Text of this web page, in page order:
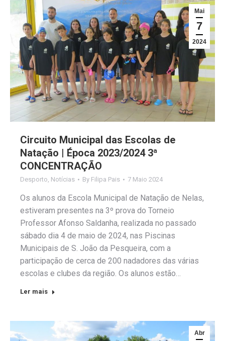
Mai
7
2024
Circuito Municipal das Escolas de
Natação | Época 2023/2024 3ª
CONCENTRAÇÃO
Desporto, Notícias By Filipa Pais 7 Maio 2024
Os alunos da Escola Municipal de Natação de Nelas,
estiveram presentes na 3º prova do Torneio
Professor Afonso Saldanha, realizada no passado
sábado dia 4 de maio de 2024, nas Piscinas
Municipais de S. João da Pesqueira, com a
participação de cerca de 200 nadadores das várias
escolas e clubes da região. Os alunos estão…
Ler mais
Abr